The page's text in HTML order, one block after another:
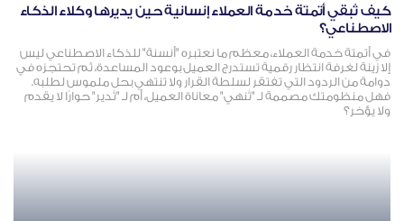
كيف تُبقي أتمتة خدمة العملاء إنسانية حين يديرها وكلاء الذكاء
الاصطناعي؟
في أتمتة خدمة العملاء، معظم ما نعتبره "أنسنة" للذكاء الاصطناعي ليس
إلا زينة لغرفة انتظار رقمية تستدرج العميل بوعود المساعدة، ثم تحتجزه في
دوامة من الردود التي تفتقر لسلطة القرار ولا تنتهي بحل ملموس لطلبه.
فهل منظومتك مصممة لـ "تُنهي" معاناة العميل، أم لـ "تُدير" حوارًا لا يقدم
ولا يؤخر؟